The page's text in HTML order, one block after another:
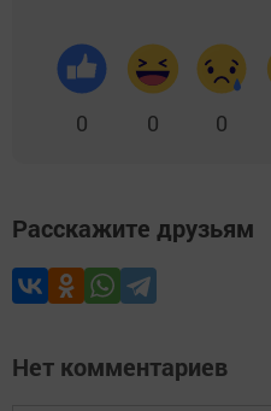
0 0 0
Расскажите друзьям
Нет комментариев